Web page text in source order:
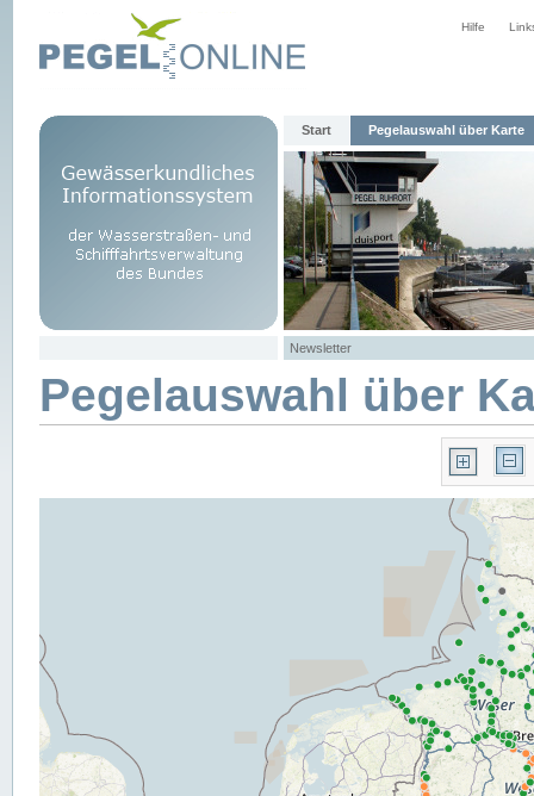
Hilfe
Start Pegelauswahl über Karte
Newsletter
Pegelauswahl über